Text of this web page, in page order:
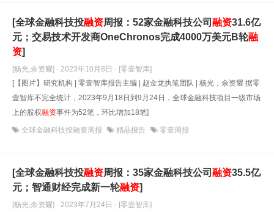
[全球金融科技投融资周报：52家金融科技公司 融资31.6亿
元；交易技术开发商OneChronos完成4000万美元B轮融
资]
[杨光,余资耀] · 2023年10月8日 · [零壹智库]
[【图片】研究机构 | 零壹智库报告主编 | 赵金龙执笔团队 | 杨光，余资耀 据零
壹智库不完全统计，2023年9月18日到9月24日，全球金融科技项目一级市场
上的股权融资事件为52笔，环比增加18笔]
全球金融科技投融资周报 精品报告 零壹周报
[全球金融科技投融资周报：35家金融科技公司 融资35.5亿
元；智通财经完成新一轮融资]
[杨光,余资耀] · 2023年7月24日 · [零壹智库]